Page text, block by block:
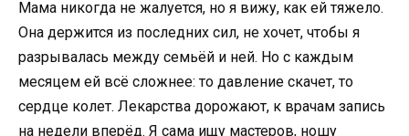
Мама никогда не жалуется, но я вижу, как ей тяжело.
Она держится из последних сил, не хочет, чтобы я
разрывалась между семьёй и ней. Но с каждым
месяцем ей всё сложнее: то давление скачет, то
сердце колет. Лекарства дорожают, к врачам запись
на недели вперёд. Я сама ищу мастеров, ношу